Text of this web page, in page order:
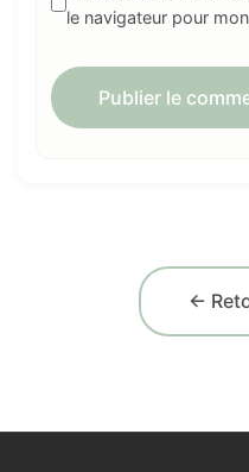
le navigateur pour
←